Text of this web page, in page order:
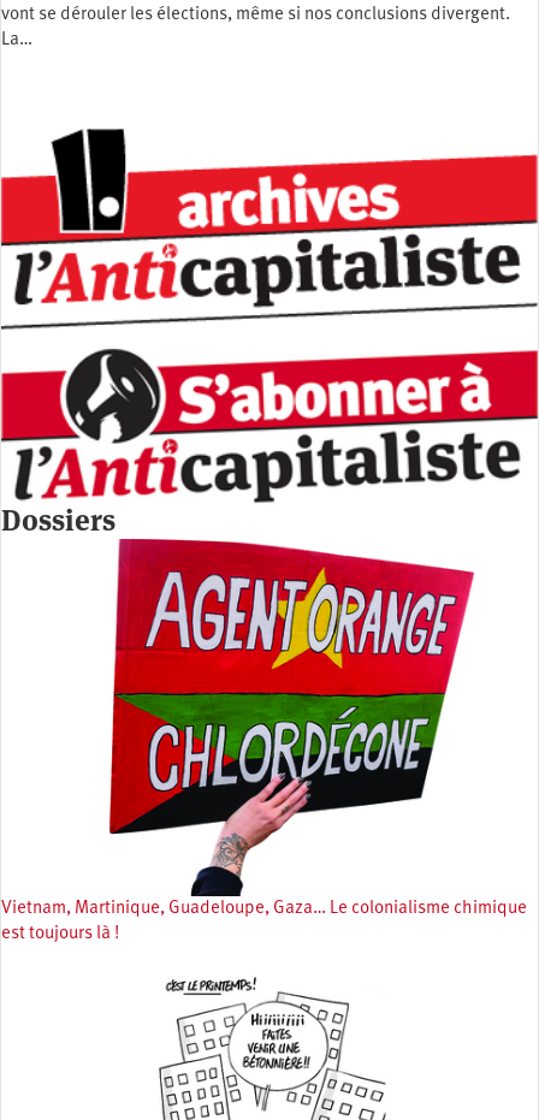
vont se dérouler les élections, même si nos conclusions divergent.
La…
Dossiers
Vietnam, Martinique, Guadeloupe, Gaza… Le colonialisme chimique
est toujours là !